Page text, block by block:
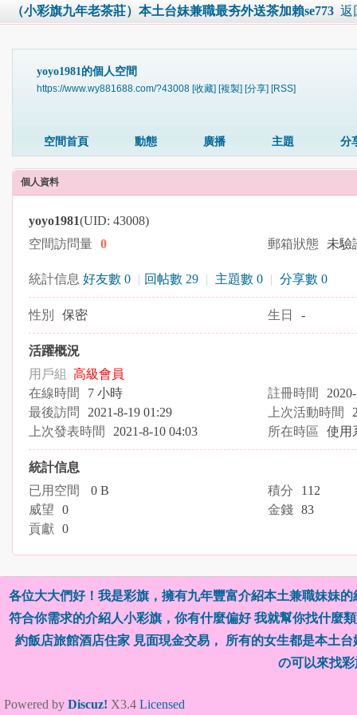
（小彩旗九年老茶莊）本土台妹兼職最夯外送茶加賴se773 返
yoyo1981的個人空間
https://www.wy881688.com/?43008 [收藏] [複製] [分享] [RSS]
空間首頁 動態 廣播 主題 分
個人資料
yoyo1981(UID: 43008)
空間訪問量 0 郵箱狀態 未驗
統計信息 好友數 0 | 回帖數 29 | 主題數 0 | 分享數 0
性別 保密 生日 -
活躍概況
用戶組 高級會員
在線時間
7 小時 註冊時間
最後訪問
2021-8-19 01:29 上次活動時間
上次發表時間
2021-8-10 04:03 所在時區 使用
統計信息
已用空間
0 B 積分
112
威望
0 金錢 83
貢獻 0
各位大大們好！我是彩旗，擁有九年豐富介紹本土兼職妹妹
符合你需求的介紹人小彩旗，你有什麼偏好 我就幫你找什麼
約飯店旅館酒店住家 見面現金交易， 所有的女生都是本土
の可以來找
Powered by Discuz! X3.4 Licensed